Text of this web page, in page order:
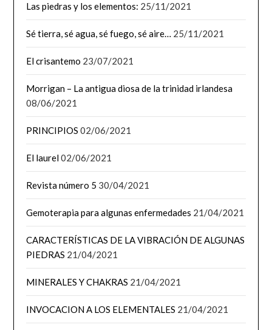
Las piedras y los elementos: 25/11/2021
Sé tierra, sé agua, sé fuego, sé aire… 25/11/2021
El crisantemo 23/07/2021
Morrigan – La antigua diosa de la trinidad irlandesa
08/06/2021
PRINCIPIOS 02/06/2021
El laurel02/06/2021
Revista número 5 30/04/2021
Gemoterapia para algunas enfermedades 21/04/2021
CARACTERÍSTICAS DE LA VIBRACIÓN DE ALGUNAS
PIEDRAS 21/04/2021
MINERALES Y CHAKRAS 21/04/2021
INVOCACION A LOS ELEMENTALES 21/04/2021